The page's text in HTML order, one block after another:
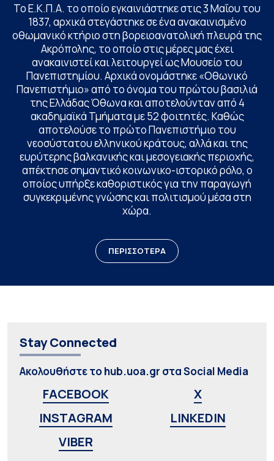
Το Ε.Κ.Π.Α. το οποίο εγκαινιάστηκε στις 3 Μαΐου του
1837, αρχικά στεγάστηκε σε ένα ανακαινισμένο
οθωμανικό κτήριο στη βορειοανατολική πλευρά της
Ακρόπολης, το οποίο στις μέρες μας έχει
ανακαινιστεί και λειτουργεί ως Μουσείο του
Πανεπιστημίου. Αρχικά ονομάστηκε «Οθωνικό
Πανεπιστήμιο» από το όνομα του πρώτου βασιλιά
της Ελλάδας Όθωνα και αποτελούνταν από 4
ακαδημαϊκά Τμήματα με 52 φοιτητές. Καθώς
αποτελούσε το πρώτο Πανεπιστήμιο του
νεοσύστατου ελληνικού κράτους, αλλά και της
ευρύτερης βαλκανικής και μεσογειακής περιοχής,
απέκτησε σημαντικό κοινωνικο-ιστορικό ρόλο, ο
οποίος υπήρξε καθοριστικός για την παραγωγή
συγκεκριμένης γνώσης και πολιτισμού μέσα στη
χώρα.
ΠΕΡΙΣΣΟΤΕΡΑ
Stay Connected
Ακολουθήστε το hub.uoa.gr στα Social Media
FACEBOOK
X
INSTAGRAM
LINKEDIN
VIBER